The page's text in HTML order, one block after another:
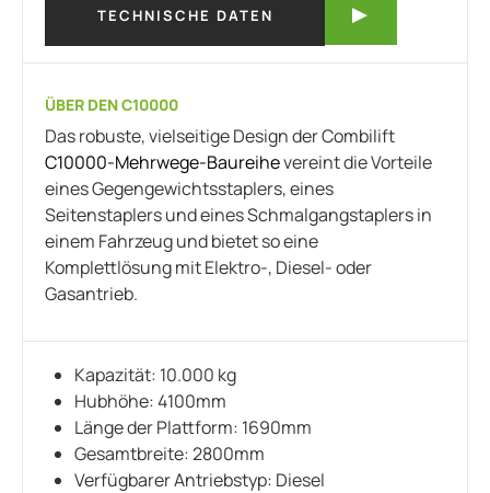
TECHNISCHE DATEN
ÜBER DEN C10000
Das robuste, vielseitige Design der Combilift
C10000-Mehrwege-Baureihevereint die Vorteile
eines Gegengewichtsstaplers, eines
Seitenstaplers und eines Schmalgangstaplers in
einem Fahrzeug und bietet so eine
Komplettlösung mit Elektro-, Diesel- oder
Gasantrieb.
Kapazität: 10.000 kg
Hubhöhe: 4100mm
Länge der Plattform: 1690mm
Gesamtbreite: 2800mm
Verfügbarer Antriebstyp: Diesel